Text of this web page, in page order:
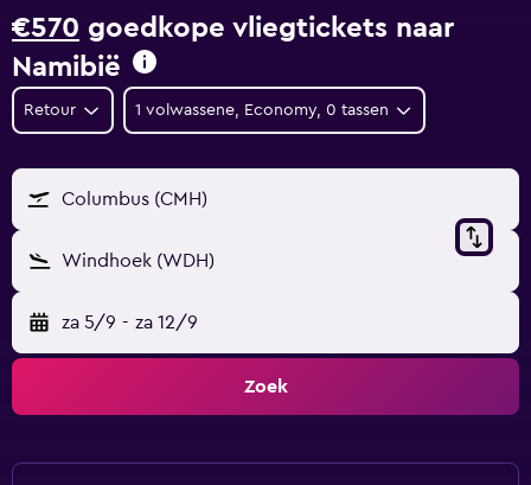
€570 goedkope vliegtickets naar
Namibië
Retour 1 volwassene, Economy, 0 tassen
Columbus (CMH)
Windhoek (WDH)
za 5/9 - za 12/9
Zoek